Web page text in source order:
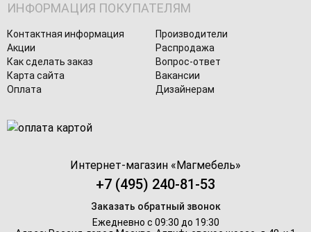
ИНФОРМАЦИЯ ПОКУПАТЕЛЯМ
Контактная информация
Производители
Акции
Распродажа
Как сделать заказ
Вопрос-ответ
Карта сайта
Вакансии
Оплата
Дизайнерам
Интернет-магазин «Магмебель»
+7 (495) 240-81-53
Заказать обратный звонок
Ежедневно с 09:30 до 19:30